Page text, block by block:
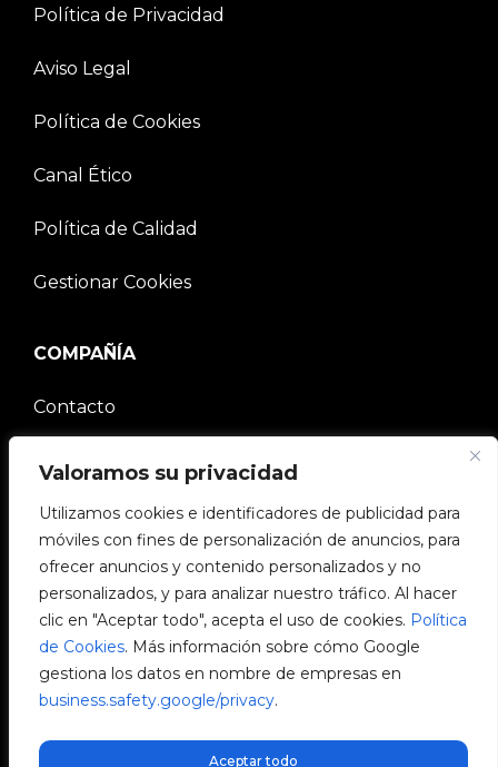
Valoramos su privacidad
Utilizamos cookies e identificadores de publicidad para
móviles con fines de personalización de anuncios, para
ofrecer anuncios y contenido personalizados y no
personalizados, y para analizar nuestro tráfico. Al hacer
clic en "Aceptar todo", acepta el uso de cookies. Política
de Cookies. Más información sobre cómo Google
gestiona los datos en nombre de empresas en
business.safety.google/privacy.
Aceptar todo
Política de Privacidad
Aviso Legal
Política de Cookies
Canal Ético
Política de Calidad
Gestionar Cookies
COMPAÑÍA
Contacto
Comunidad V2C
Trabaja con nosotros
e-Chargers
V2C Power
V2C Cloud